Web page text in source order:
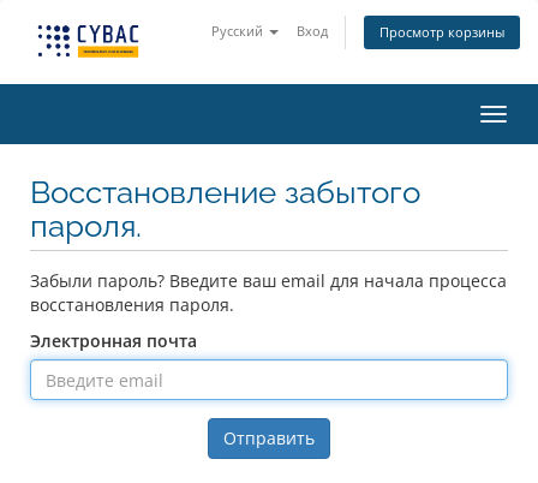
Русский Вход Просмотр корзины
Восстановление забытого
пароля.
Забыли пароль? Введите ваш email для начала процесса
восстановления пароля.
Электронная почта
Отправить